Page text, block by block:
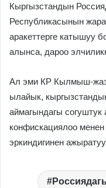
Кыргызстандын
Республикасынын
аракеттерге катышуу
алынса, дароо
Ал эми КР Кылмыш-
ылайык,
аймагындагы согуштук
конфискациялоо
эркиндигинен